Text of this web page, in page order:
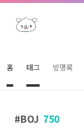
본문 바로가기
홈 태그 방명록
BOJ 750